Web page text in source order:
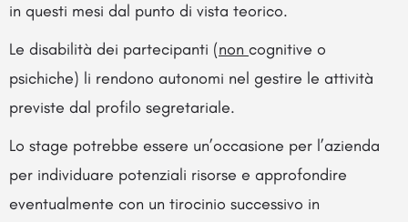
in questi mesi dal punto di vista teorico.
Le disabilità dei partecipanti (non cognitive o
psichiche) li rendono autonomi nel gestire le attività
previste dal profilo segretariale.
Lo stage potrebbe essere un’occasione per l’azienda
per individuare potenziali risorse e approfondire
eventualmente con un tirocinio successivo in